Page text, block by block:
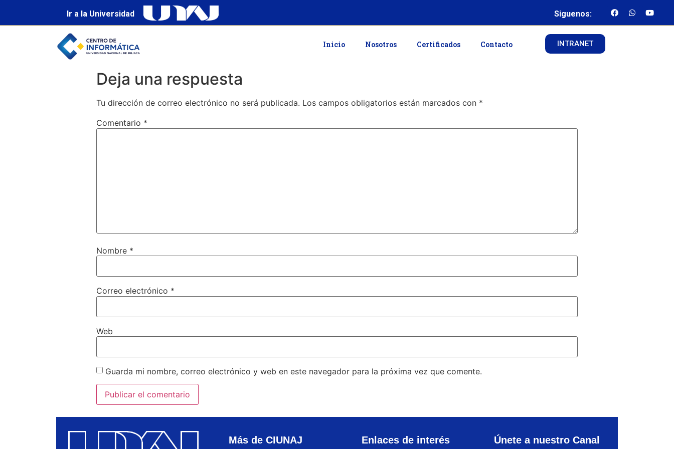
Ir a la Universidad Siguenos:
Inicio Nosotros Certificados Contacto INTRANET
Deja una respuesta
Tu dirección de correo electrónico no será publicada. Los campos obligatorios están marcados con *
Comentario *
Nombre *
Correo electrónico *
Web
Guarda mi nombre, correo electrónico y web en este navegador para la próxima vez que comente.
Más de CIUNAJ Enlaces de interés Únete a nuestro Canal